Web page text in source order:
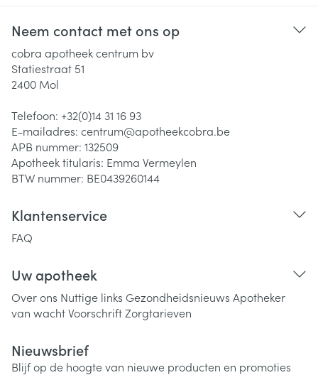
Neem contact met ons op
cobra apotheek centrum bv
Statiestraat 51
2400 Mol
Telefoon: +32(0)14 31 16 93
E-mailadres: centrum@apotheekcobra.be
APB nummer: 132509
Apotheek titularis: Emma Vermeylen
BTW nummer: BE0439260144
Klantenservice
FAQ
Uw apotheek
Over ons Nuttige links Gezondheidsnieuws Apotheker
van wachtVoorschriftZorgtarieven
Nieuwsbrief
Blijf op de hoogte van nieuwe producten en promoties